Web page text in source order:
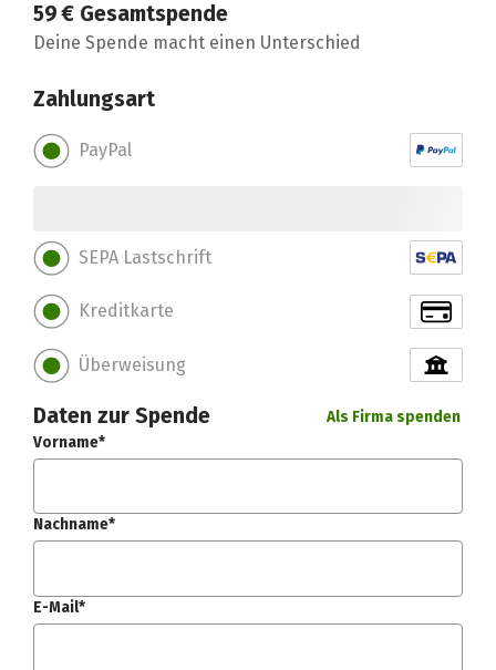
59 € Gesamtspende
Deine Spende macht einen Unterschied
Zahlungsart
PayPal
SEPA Lastschrift
Kreditkarte
Überweisung
Daten zur Spende
Als Firma spenden
Vorname*
Nachname*
E-Mail*